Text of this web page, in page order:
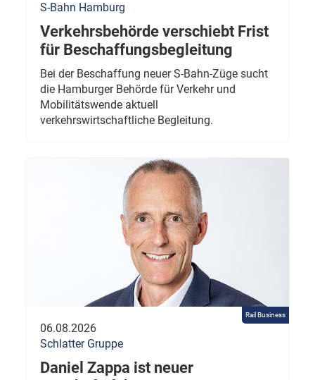
S-Bahn Hamburg
Verkehrsbehörde verschiebt Frist
für Beschaffungsbegleitung
Bei der Beschaffung neuer S-Bahn-Züge sucht
die Hamburger Behörde für Verkehr und
Mobilitätswende aktuell
verkehrswirtschaftliche Begleitung.
Rail Business
06.08.2026
Schlatter Gruppe
Daniel Zappa ist neuer